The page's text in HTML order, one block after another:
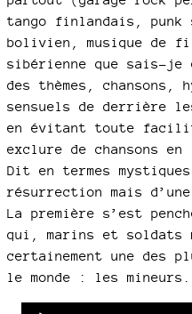
tango finlandais, punk
bolivien, musique de
sibérienne que sais-je
des thèmes, chansons,
sensuels de derrière
en évitant toute
exclure de chansons
Dit en termes
résurrection mais
La première s’est
qui, marins et
certainement une des
le monde : les mineurs.